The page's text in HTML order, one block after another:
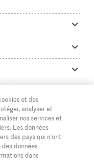
et des
analyser et
nos services et
Les données
des pays qui n'ont
données
dans